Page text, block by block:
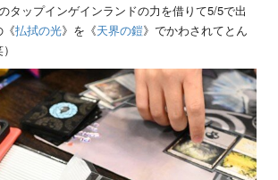
タップインゲインランドの力を借りて5/5で出
払拭の光》を《天界の鎧》でかわされてとん